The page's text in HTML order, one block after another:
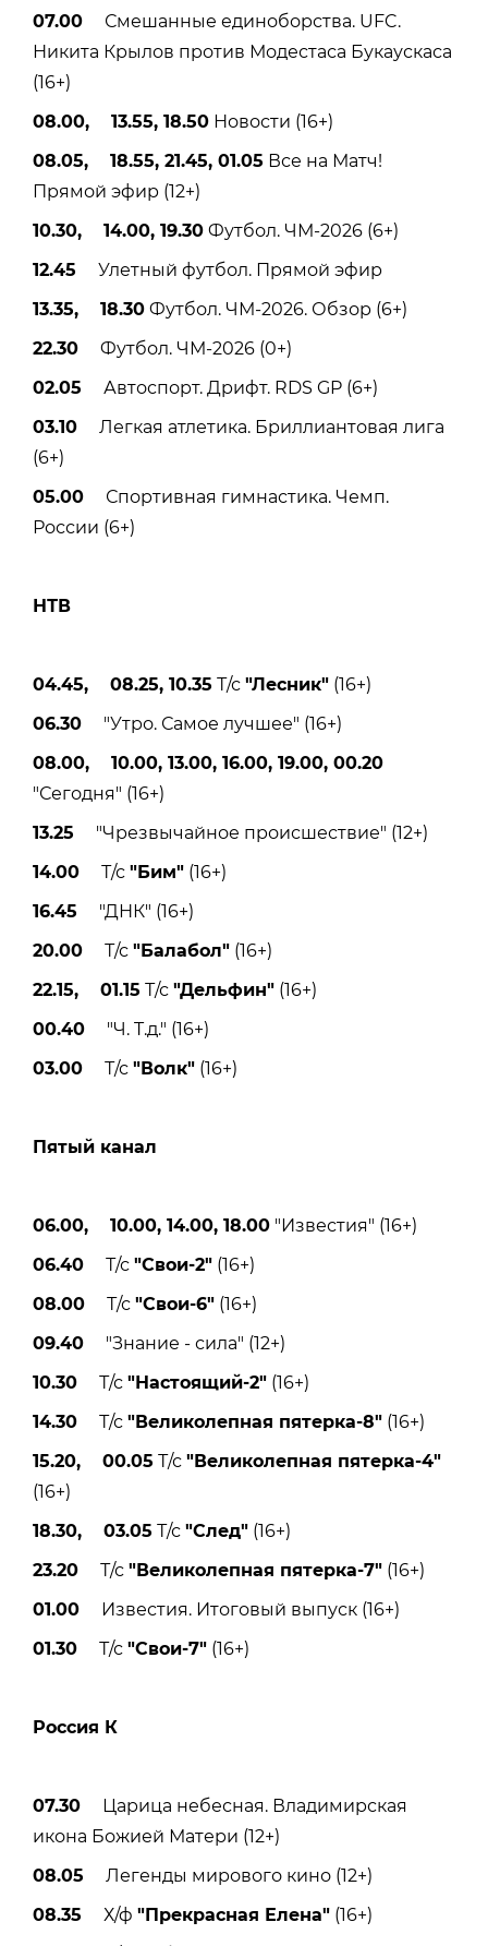
07.00 Смешанные единоборства. UFC.
Никита Крылов против Модестаса Букаускаса
(16+)
08.00, 13.55, 18.50 Новости (16+)
08.05, 18.55, 21.45, 01.05 Все на Матч!
Прямой эфир (12+)
10.30, 14.00, 19.30 Футбол. ЧМ-2026 (6+)
12.45 Улетный футбол. Прямой эфир
13.35, 18.30 Футбол. ЧМ-2026. Обзор (6+)
22.30 Футбол. ЧМ-2026 (0+)
02.05 Автоспорт. Дрифт. RDS GP (6+)
03.10 Легкая атлетика. Бриллиантовая лига
(6+)
05.00 Спортивная гимнастика. Чемп.
России (6+)
НТВ
04.45, 08.25, 10.35 Т/с "Лесник" (16+)
06.30 "Утро. Самое лучшее" (16+)
08.00, 10.00, 13.00, 16.00, 19.00, 00.20
"Сегодня" (16+)
13.25 "Чрезвычайное происшествие" (12+)
14.00 Т/с "Бим" (16+)
16.45 "ДНК" (16+)
20.00 Т/с "Балабол" (16+)
22.15, 01.15 Т/с "Дельфин" (16+)
00.40 "Ч. T.д." (16+)
03.00 Т/с "Волк" (16+)
Пятый канал
06.00, 10.00, 14.00, 18.00 "Известия" (16+)
06.40 Т/с "Свои-2" (16+)
08.00 Т/с "Свои-6" (16+)
09.40 "Знание - сила" (12+)
10.30 Т/с "Настоящий-2" (16+)
14.30 Т/с "Великолепная пятерка-8" (16+)
15.20, 00.05 Т/с "Великолепная пятерка-4"
(16+)
18.30, 03.05 Т/с "След" (16+)
23.20 Т/с "Великолепная пятерка-7" (16+)
01.00 Известия. Итоговый выпуск (16+)
01.30 Т/с "Свои-7" (16+)
Россия К
07.30 Царица небесная. Владимирская
икона Божией Матери (12+)
08.05 Легенды мирового кино (12+)
08.35 Х/ф "Прекрасная Елена" (16+)